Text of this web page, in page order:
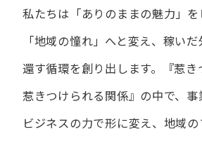
私たちは​「ありの​ままの​魅力」
「地域の​憧れ」へと​変え、 稼いだ
還す循環を​創り出します。
『惹き
惹きつけられる​関係』の​中で、​
ビジネスの​力で​形に​変え、 地域